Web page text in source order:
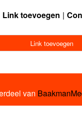
Link toevoegen
Link toevoegen
van